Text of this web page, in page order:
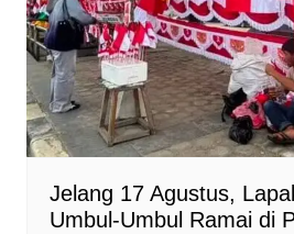
Jelang 17 Agustus,
Umbul-Umbul Ramai di